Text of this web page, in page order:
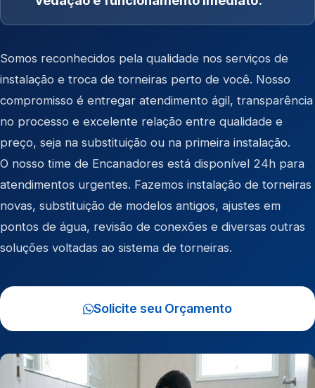
Somos reconhecidos pela qualidade nos serviços de
instalação e troca de torneiras perto de você. Nosso
compromisso é entregar atendimento ágil, transparência
no processo e excelente relação entre qualidade e
preço, seja na substituição ou na primeira instalação.
O nosso time de Encanadores está disponível 24h para
atendimentos urgentes. Fazemos instalação de torneiras
novas, substituição de modelos antigos, ajustes em
pontos de água, revisão de conexões e diversas outras
soluções voltadas ao sistema de torneiras.
Solicite seu Orçamento